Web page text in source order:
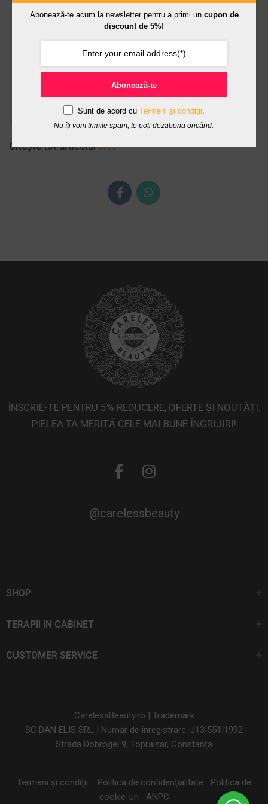
Citește tot articolulaici.
ÎNSCRIE-TE PENTRU 5% REDUCERE, OFERTE ȘI NOUTĂȚI.
PIELEA TA MERITĂ CELE MAI BUNE ÎNGRIJIRI!
@carelessbeauty
SHOP
TERAPII IN CABINET
CUSTOMER SERVICE
CarelessBeauty.ro | Trademark
SC DAN ELIS SRL | Număr de înregistrare: J13I551I1992
Strada Dobrogei 9, Topraisar, Constanța
Termeni și condiții Politica de confidențialitate
Politica de
cookie-uri
ANPC
Abonează-te acum la newsletter pentru a primi un cupon de
discount de 5%!
Abonează-te
Sunt de acord cu Termeni și condiții
Nu îți vom trimite spam, te poți dezabona oricând.